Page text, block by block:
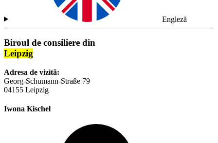
Engleză
Biroul de consiliere din
Leipzig
Adresa de vizită:
Georg-Schumann-Straße 79
04155 Leipzig
Iwona Kischel